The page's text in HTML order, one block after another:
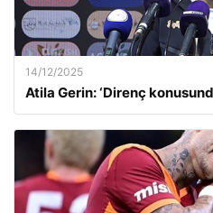
14/12/2025
Atila Gerin: ‘Direnç